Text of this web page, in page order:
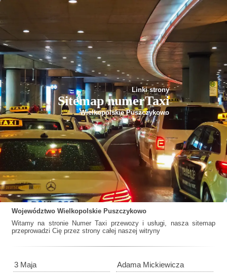
Linki strony
Sitemap numerTaxi
Wielkopolskie Puszczykowo
Województwo Wielkopolskie Puszczykowo
Witamy na stronie Numer Taxi przewozy i usługi, nasza sitemap
przeprowadzi Cię przez strony całej naszej witryny
3 Maja Adama Mickiewicza